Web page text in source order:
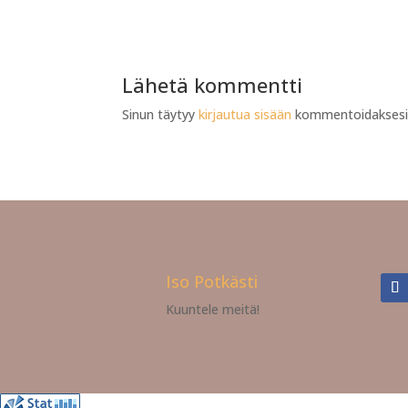
Lähetä kommentti
Sinun täytyykirjautua sisään
Iso Potkästi
Kuuntele meitä!